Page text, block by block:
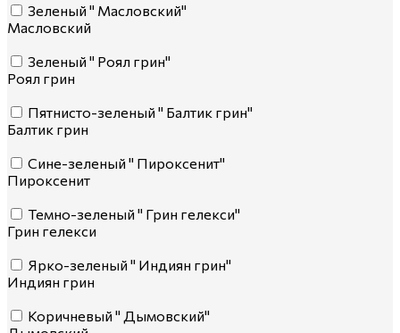
Зеленый " Масловский"
Масловский
Зеленый " Роял грин"
Роял грин
Пятнисто-зеленый " Балтик грин"
Балтик грин
Сине-зеленый " Пироксенит"
Пироксенит
Темно-зеленый " Грин гелекси"
Грин гелекси
Ярко-зеленый " Индиян грин"
Индиян грин
Коричневый " Дымовский"